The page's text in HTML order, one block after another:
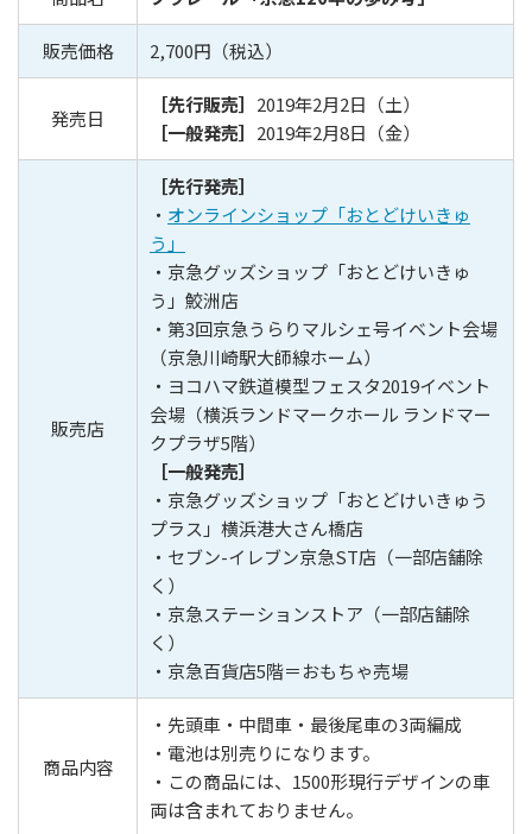
販売価格 2,700円（税込）
発売日
［先行販売］ 2019年2月2日（土）
［一般発売］ 2019年2月8日（金）
販売店
［先行発売］
・ オンラインショップ「おとどけいきゅ
う」
・京急グッズショップ「おとどけいきゅ
う」鮫洲店
・第3回京急うらりマルシェ号イベント会場
（京急川崎駅大師線ホーム）
・ヨコハマ鉄道模型フェスタ2019イベント
会場（横浜ランドマークホール ランドマー
クプラザ5階）
［一般発売］
・京急グッズショップ「おとどけいきゅう
プラス」横浜港大さん橋店
・セブン-イレブン京急ST店（一部店舗除
く）
・京急ステーションストア（一部店舗除
く）
・京急百貨店5階＝おもちゃ売場
商品内容
・先頭車・中間車・最後尾車の3両編成
・電池は別売りになります。
・この商品には、1500形現行デザインの車
両は含まれておりません。